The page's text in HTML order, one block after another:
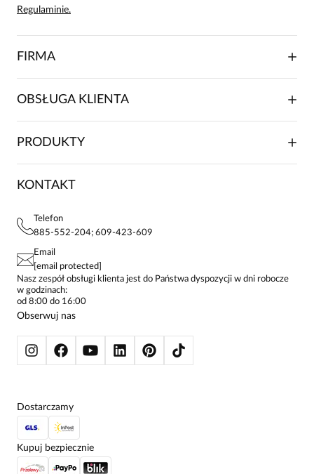
Regulaminie.
FIRMA
O NAS
FRANCZYZA
KONTAKTY
OBSŁUGA KLIENTA
SKŁADANIE ZAMÓWIENIA
FAQ
POLITYKA PRYWATNOŚCI
STREFA STAŁEGO KLIENTA
PRODUKTY
SUKIENKI
KOSZULE DAMSKIE
SPODNIE DAMSKIE
ŻAKIETY I MARYNARKI
SWETRY
BLUZY
KONTAKT
Telefon
885-552-204; 609-423-609
Email
[email protected]
Nasz zespół obsługi klienta jest do Państwa dyspozycji w dni robocze
w godzinach:
od 8:00 do 16:00
Obserwuj nas
Dostarczamy
Kupuj bezpiecznie